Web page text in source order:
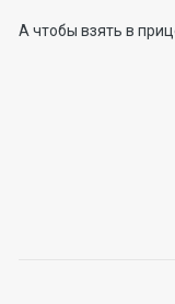
А чтобы взять в